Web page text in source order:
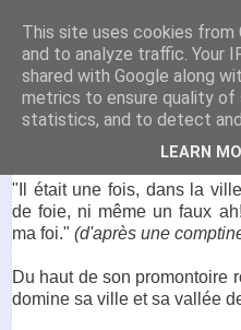
VirtuaFrance
Visitez la France depuis
13 décembre 2016
Château de Foix
"Il était une fois, dans la
de foie, ni même un faux
ma foi." (d'après une
Du haut de son promontoire
domine sa ville et sa vallée
This site uses cookies
and to analyze traffic. Your
shared with Google along
metrics to ensure quality of
statistics, and to detect
LEARN